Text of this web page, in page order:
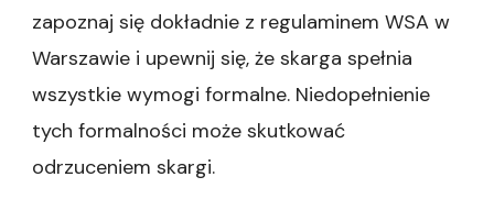
zapoznaj się dokładnie z regulaminem WSA w
Warszawie i upewnij się, że skarga spełnia
wszystkie wymogi formalne. Niedopełnienie
tych formalności może skutkować
odrzuceniem skargi.